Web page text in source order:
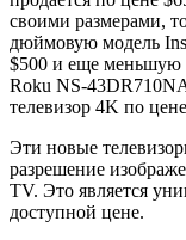
своими размерами,
дюймовую модель
$500 и еще меньшую
Roku NS-
телевизор 4K по
Эти новые
разрешение
TV. Это является
доступной цене.